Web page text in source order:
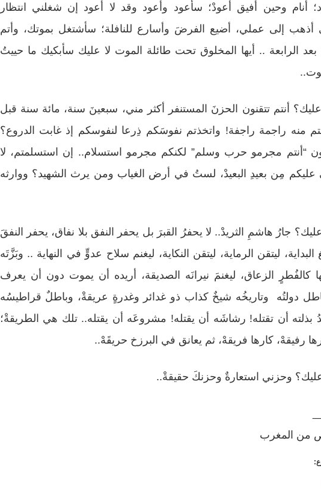
أنام وحين أفيق أعودْ؛ سأعود وأعود وقد لا أعود إن شغلني انتظار
أذهب إلى عملي، أضيع الفرضَ وأسارع للنافلة؛ سأشتغل بموتك، وأتم
الرابعة .. أيها المخلوق تحت طائلة الموت لا عليك سأبكيك ما حييتُ
أنتم تتقنون الحزنَ المستنفر أكثر مني، سبعينَ سنة، مائة سنة قبل
منه راجمة راجفة! واتخذتم نفوسَكم ذِرعا لنفوسكم إذ غابت الدروع؟
“أنتم مجرمو حرب وسلم” لكنكم مجرمو استسلام.. إن استسلمتم، لا
عليكم مِن بعيدِ البعيدْ، لستُ في أرض الغياب ومن يرث الشهيد؟ ووارثه
جارُ هاشمِ الثريدْ.. لا يحفرُ القبرَ بل يحفر النفق بلا نفاق، يحفر النفقَ
البداية، ليتقن الرماية، ليتقن النكاية، ليغنم سلاح عدوٍّ في النهاية .. وبَزَّتَه
كالفُطرٍ الزعاق، ليغنمَ نيرانَه الصديقة، أريده أن يموت دون أن يعرف
دولتُه وتاريخُه شيخٌ كذاب ذو غدائر وغدرةٍ عريقةْ، وباطلٌ قراطيسُه
بذلته أن تقتله! رشاشَه أن يقتله! مشروعَه أن يقتله.. تلك هي الطريقةْ؛
رفيقهْ، كارها فريقهْ، ثم يعانق في البرزخ حريقَهْ..
وحزني استعارةٌ وحزنكَ حقيقةْ..
من المغرب